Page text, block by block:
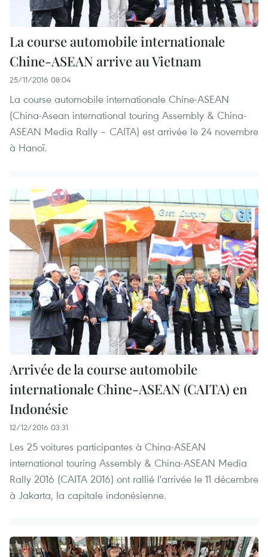
La course automobile internationale
Chine-ASEAN ​arrive au Vietnam
25/11/2016 08:04
La course automobile internationale Chine-ASEAN
(China-Asean international touring Assembly & China-
ASEAN Media Rally – CAITA) est arrivée le 24 novembre
à Hanoï.
Arrivée de la course automobile
internationale Chine-ASEAN (CAITA) en
Indonésie
12/12/2016 03:31
Les 25 voitures participantes à China-A​SEAN
international touring Assembly & China-ASEAN Media
Rally 2016 (CAITA 2016) ont rallié l'arrivée le 11 décembre
à Jakarta, la capitale indonésienne.